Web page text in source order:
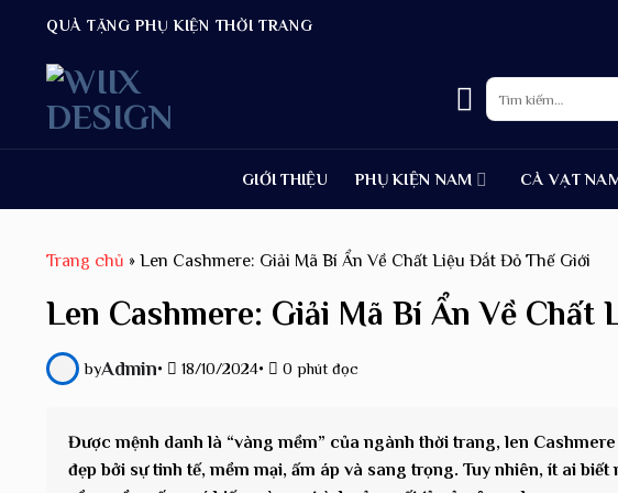
QUÀ TẶNG PHỤ KIỆN THỜI TRANG
Tìm
kiếm:
GIỚI THIỆU PHỤ KIỆN NAM CÀ VẠT
Trang chủ » Len Cashmere: Giải Mã Bí Ẩn Về Chất Liệu Đắt Đỏ Thế Giới
Len Cashmere: Giải Mã Bí Ẩn Về
byAdmin• 18/10/2024• 0 phút đọc
Được mệnh danh là “vàng mềm” của ngành thời trang, len
đẹp bởi sự tinh tế, mềm mại, ấm áp và sang trọng. Tuy nhiên, ít ai